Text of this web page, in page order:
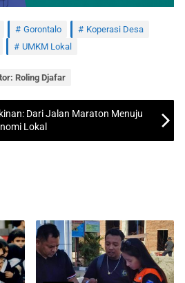
Gorontalo
Koperasi Desa
UMKM Lokal
Roling Djafar
Dari Jalan Maraton Menuju
Lokal